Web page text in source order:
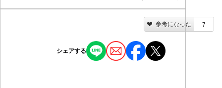
参考になった 7
シェアする